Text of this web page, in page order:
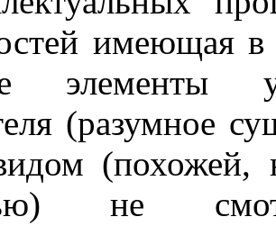
имеющая в
элементы
(разумное
(похожей,
не